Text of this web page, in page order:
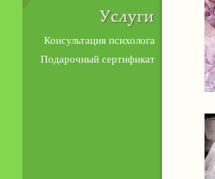
Консультация психолога
Подарочный сертификат